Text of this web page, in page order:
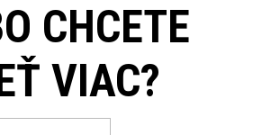
CHCETE
VIAC?